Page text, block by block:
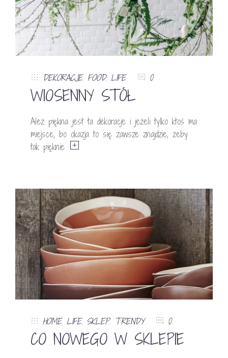
DEKORACJE, FOOD, LIFE 0
WIOSENNY STÓŁ
Ależ piękna jest ta dekoracje i jeżeli tylko ktoś ma
miejsce, bo okazja to się zawsze znajdzie, żeby
tak pięknie
HOME, LIFE, SKLEP, TRENDY 0
CO NOWEGO W SKLEPIE